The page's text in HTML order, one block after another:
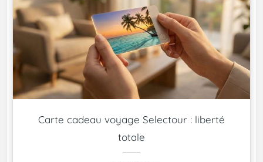
Carte cadeau voyage Selectour : liberté
totale